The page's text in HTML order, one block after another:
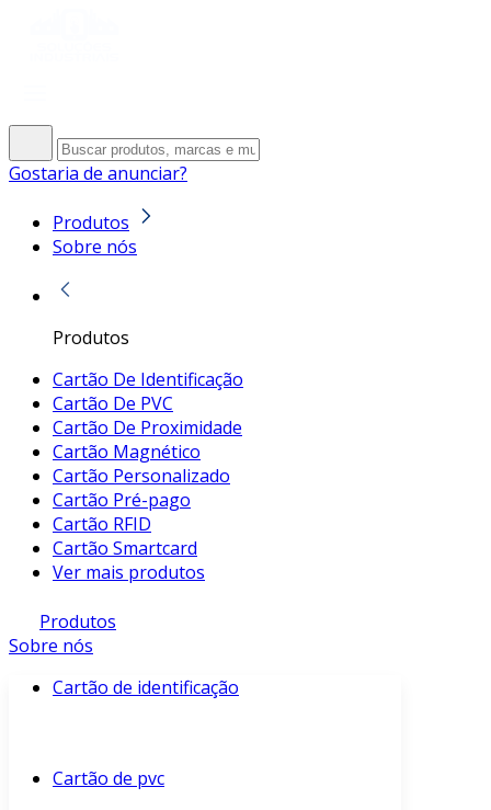
Gostaria de anunciar?
Produtos
Sobre nós
Produtos
Cartão De Identificação
Cartão De PVC
Cartão De Proximidade
Cartão Magnético
Cartão Personalizado
Cartão Pré-pago
Cartão RFID
Cartão Smartcard
Ver mais produtos
Produtos
Sobre nós
Cartão de identificação
Cartão de pvc